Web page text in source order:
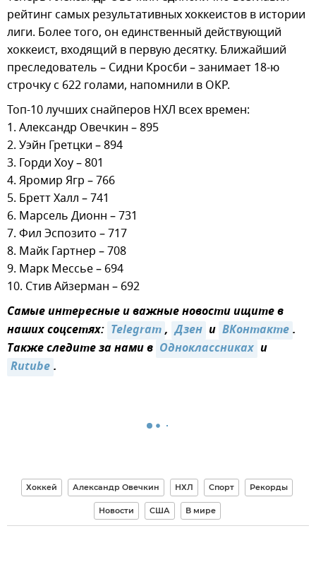
рейтинг самых результативных хоккеистов в истории
лиги. Более того, он единственный действующий
хоккеист, входящий в первую десятку. Ближайший
преследователь – Сидни Кросби – занимает 18-ю
строчку с 622 голами, напомнили в ОКР.
Топ-10 лучших снайперов НХЛ всех времен:
1. Александр Овечкин – 895
2. Уэйн Гретцки – 894
3. Горди Хоу – 801
4. Яромир Ягр – 766
5. Бретт Халл – 741
6. Марсель Дионн – 731
7. Фил Эспозито – 717
8. Майк Гартнер – 708
9. Марк Мессье – 694
10. Стив Айзерман – 692
Самые интересные и важные новости ищите в
наших соцсетях: Telegram, Дзен и ВКонтакте.
Также следите за нами в Одноклассниках и
Rutube.
Хоккей Александр Овечкин НХЛ Спорт Рекорды
Новости США В мире